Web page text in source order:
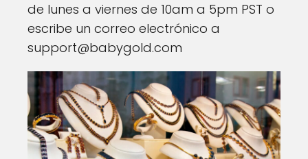
de lunes a viernes de 10am a 5pm PST o
escribe un correo electrónico a
support@babygold.com